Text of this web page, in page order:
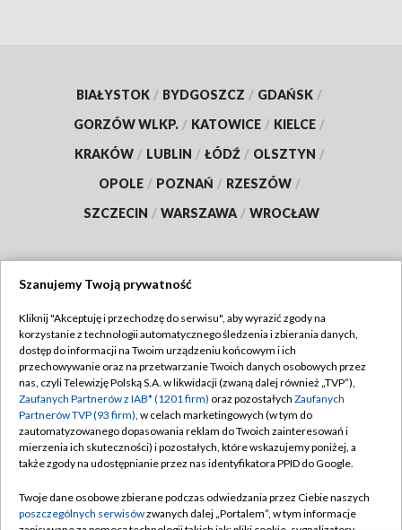
BIAŁYSTOK / BYDGOSZCZ / GDAŃSK /
GORZÓW WLKP. / KATOWICE / KIELCE /
KRAKÓW / LUBLIN / ŁÓDŹ / OLSZTYN /
OPOLE / POZNAŃ / RZESZÓW /
SZCZECIN / WARSZAWA / WROCŁAW
TVP
Abonament TVP
Emisja w TVP
Centrum informacji TVP
Naziemna Telewizja Cyfrowa
Rada Programowa
Regulamin TVP
Polityka prywatności
Moje zgody
Pomoc
Kontakt
Szanujemy Twoją prywatność
Kliknij "Akceptuję i przechodzę do serwisu", aby wyrazić zgody na
korzystanie z technologii automatycznego śledzenia i zbierania danych,
dostęp do informacji na Twoim urządzeniu końcowym i ich
przechowywanie oraz na przetwarzanie Twoich danych osobowych przez
nas, czyli Telewizję Polską S.A. w likwidacji (zwaną dalej również „TVP”),
Zaufanych Partnerów z IAB* (1201 firm) oraz pozostałych Zaufanych
Partnerów TVP (93 firm), w celach marketingowych (w tym do
zautomatyzowanego dopasowania reklam do Twoich zainteresowań i
mierzenia ich skuteczności) i pozostałych, które wskazujemy poniżej, a
także zgody na udostępnianie przez nas identyfikatora PPID do Google.
Twoje dane osobowe zbierane podczas odwiedzania przez Ciebie naszych
poszczególnych serwisówzwanych dalej „Portalem”, w tym informacje